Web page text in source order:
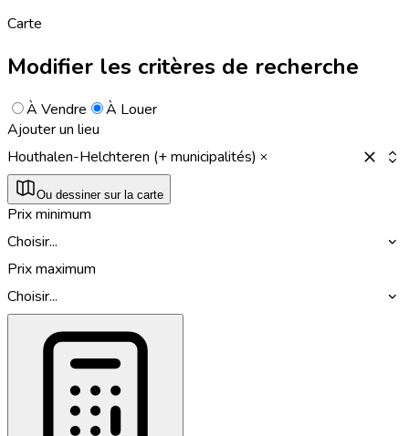
Carte
Modifier les critères de recherche
À Vendre
À Louer
Ajouter un lieu
Houthalen-Helchteren (+ municipalités)
Ou dessiner sur la carte
Prix minimum
Choisir...
Prix maximum
Choisir...